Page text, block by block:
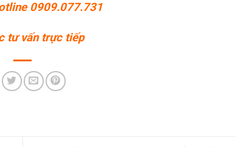
0909.077.731
tư vấn trực tiếp